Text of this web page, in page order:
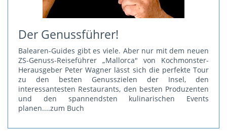
Der Genussführer!
Balearen-Guides gibt es viele. Aber nur mit dem neuen
ZS-Genuss-Reiseführer „Mallorca" von Kochmonster-
Herausgeber Peter Wagner lässt sich die perfekte Tour
zu den besten Genusszielen der Insel, den
interessantesten Restaurants, den besten Produzenten
und den spannendsten kulinarischen Events
planen....zum Buch